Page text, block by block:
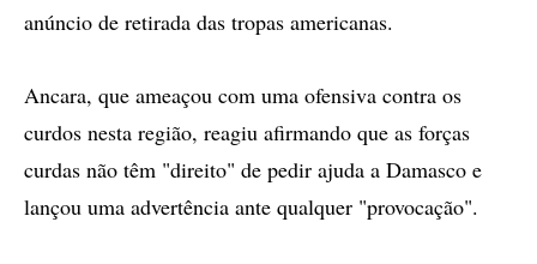
anúncio de retirada das tropas americanas.
Ancara, que ameaçou com uma ofensiva contra os
curdos nesta região, reagiu afirmando que as forças
curdas não têm "direito" de pedir ajuda a Damasco e
lançou uma advertência ante qualquer "provocação".